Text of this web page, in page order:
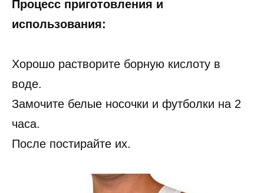
Процесс приготовления и
использования:
Хорошо растворите борную кислоту в
воде.
Замочите белые носочки и футболки на 2
часа.
После постирайте их.